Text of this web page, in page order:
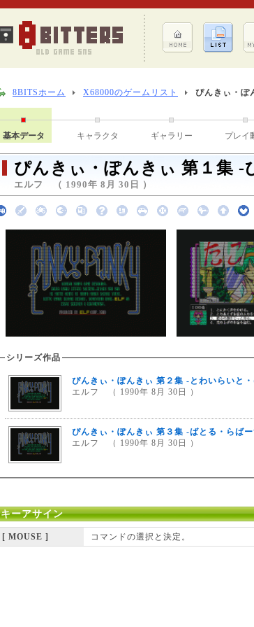
8BITSホーム X68000のゲームリスト ぴんきぃ・ぽ
基本データ キャラクタ ギャラリー プレイ
ぴんきぃ・ぽんきぃ 第１集 -
エルフ （ 1990年 8月 30日 ）
シリーズ作品
ぴんきぃ・ぽんきぃ 第２集 -とわいらいと
エルフ （ 1990年 8月 30日 ）
ぴんきぃ・ぽんきぃ 第３集 -ばとる・らば
エルフ （ 1990年 8月 30日 ）
キーアサイン
[ MOUSE ] コマンドの選択と決定。